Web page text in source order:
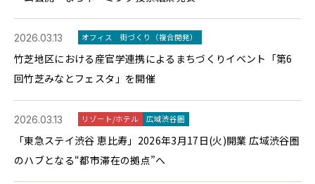
2026.03.13 オフィス 街づくり（複合開発）
竹芝地区における産官学連携によるまちづくりイベント「第6
回竹芝みなとフェスタ」を開催
2026.03.13 リゾート/ホテル 広域渋谷圏
「東急ステイ渋谷 恵比寿」2026年3月17日(火)開業 広域渋谷圏
のハブとなる“都市滞在の拠点”へ